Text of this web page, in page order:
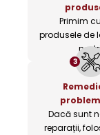
Primim
produsele de
3
Dacă sunt
reparații,